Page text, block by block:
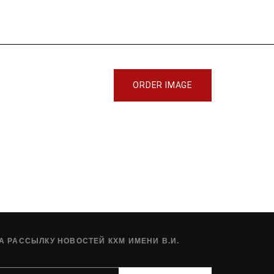
ORDER IMAGE
РАССЫЛКУ НОВОСТЕЙ КХМ ИМЕНИ В.И.